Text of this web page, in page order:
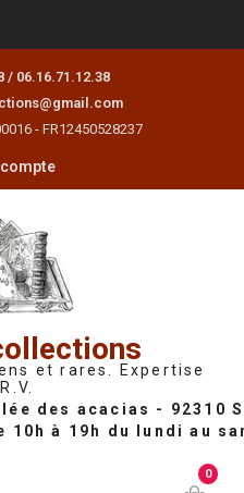
/ 06.16.71.12.38
- FR12450528237
et rares. Expertise
0